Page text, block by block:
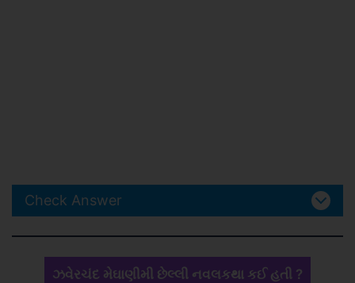
Check Answer
ઝવેરચંદ મેઘાણીમી છેલ્લી નવલકથા કઈ હતી ?